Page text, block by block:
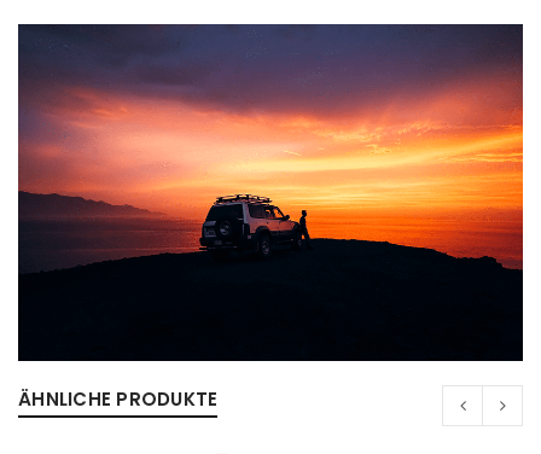
ANMELDEN
Benutzername oder E-Mail-Adresse*
Passwort*
ANMELDEN
ÄHNLICHE PRODUKTE